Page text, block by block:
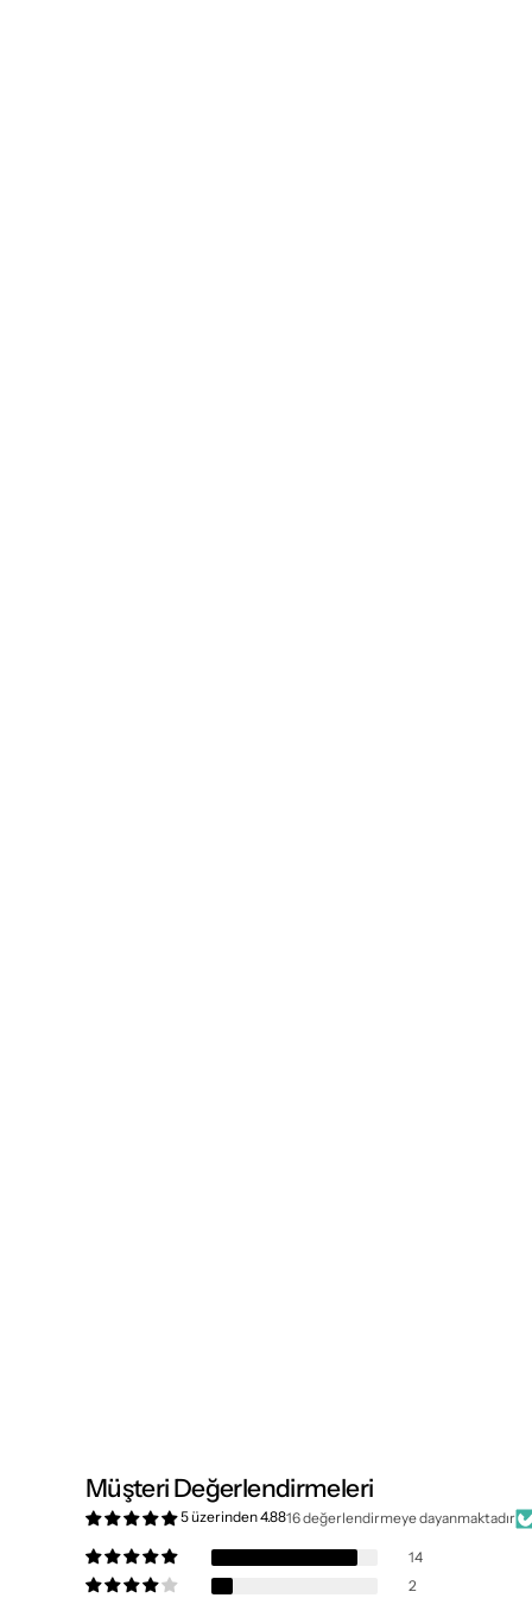
Müşteri Değerlendirmeleri
5 üzerinden 4.8816 değerlendirmeye dayanmaktadır
14
2